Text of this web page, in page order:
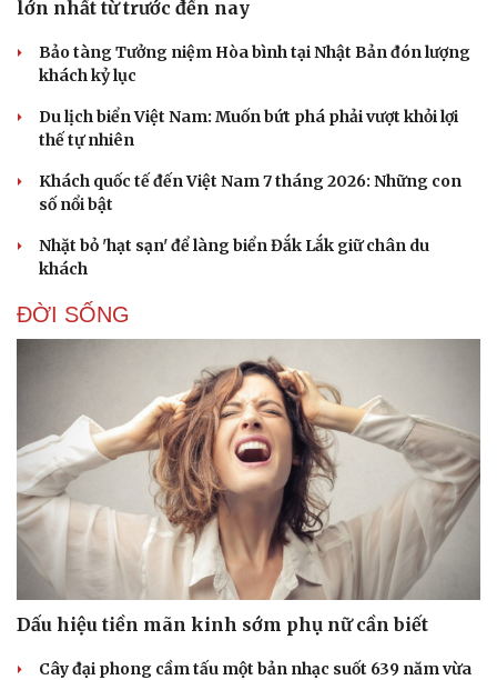
Tư vấn
Săn Tour
check-in
Podcast
Câu chuyện thời sự
Đọc truyện đêm khuya
Cửa sổ tình yêu
Kể chuyện cho bé
Hạt giống tâm hồn
lớn nhất từ trước đến nay
Bảo tàng Tưởng niệm Hòa bình tại Nhật Bản đón lượng
khách kỷ lục
Du lịch biển Việt Nam: Muốn bứt phá phải vượt khỏi lợi
thế tự nhiên
Khách quốc tế đến Việt Nam 7 tháng 2026: Những con
số nổi bật
Nhặt bỏ 'hạt sạn' để làng biển Đắk Lắk giữ chân du
khách
ĐỜI SỐNG
Dấu hiệu tiền mãn kinh sớm phụ nữ cần biết
Cây đại phong cầm tấu một bản nhạc suốt 639 năm vừa